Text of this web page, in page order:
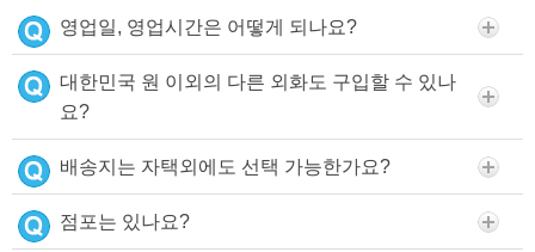
영업일, 영업시간은 어떻게 되나요?
대한민국 원 이외의 다른 외화도 구입할 수 있나
요?
배송지는 자택외에도 선택 가능한가요?
점포는 있나요?